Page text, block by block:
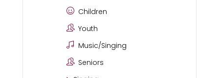
Children
Youth
Music/Singing
Seniors